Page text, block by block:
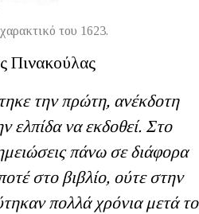
του 1623.
Πινακούλας
την πρώτη, ανέκδοτη
ελπίδα να εκδοθεί. Στο
πάνω σε διάφορα
στο βιβλίο, ούτε στην
πολλά χρόνια μετά το